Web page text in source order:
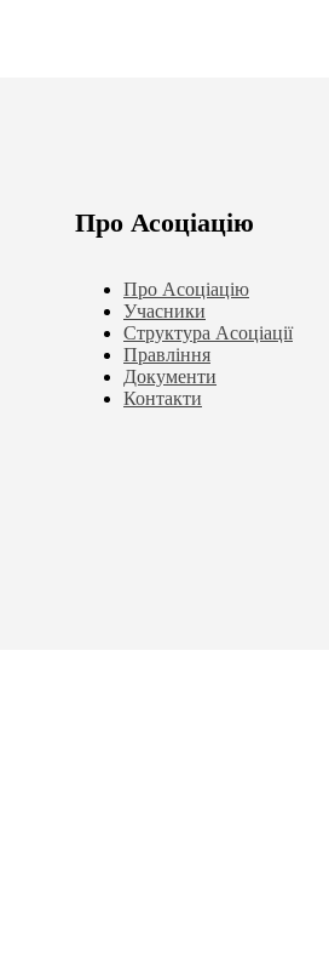
Про Асоціацію
Про Асоціацію
Учасники
Структура Асоціації
Правління
Документи
Контакти